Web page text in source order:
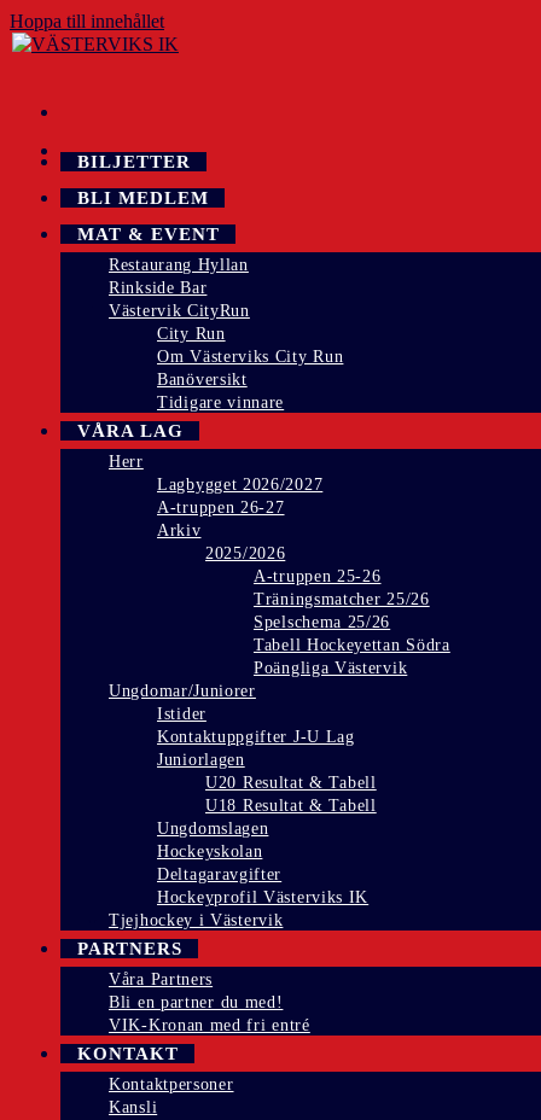
Hoppa till innehållet
BILJETTER
BLI MEDLEM
MAT & EVENT
Restaurang Hyllan
Rinkside Bar
Västervik CityRun
City Run
Om Västerviks City Run
Banöversikt
Tidigare vinnare
VÅRA LAG
Herr
Lagbygget 2026/2027
A-truppen 26-27
Arkiv
2025/2026
A-truppen 25-26
Träningsmatcher 25/26
Spelschema 25/26
Tabell Hockeyettan Södra
Poängliga Västervik
Ungdomar/Juniorer
Istider
Kontaktuppgifter J-U Lag
Juniorlagen
U20 Resultat & Tabell
U18 Resultat & Tabell
Ungdomslagen
Hockeyskolan
Deltagaravgifter
Hockeyprofil Västerviks IK
Tjejhockey i Västervik
PARTNERS
Våra Partners
Bli en partner du med!
VIK-Kronan med fri entré
KONTAKT
Kontaktpersoner
Kansli